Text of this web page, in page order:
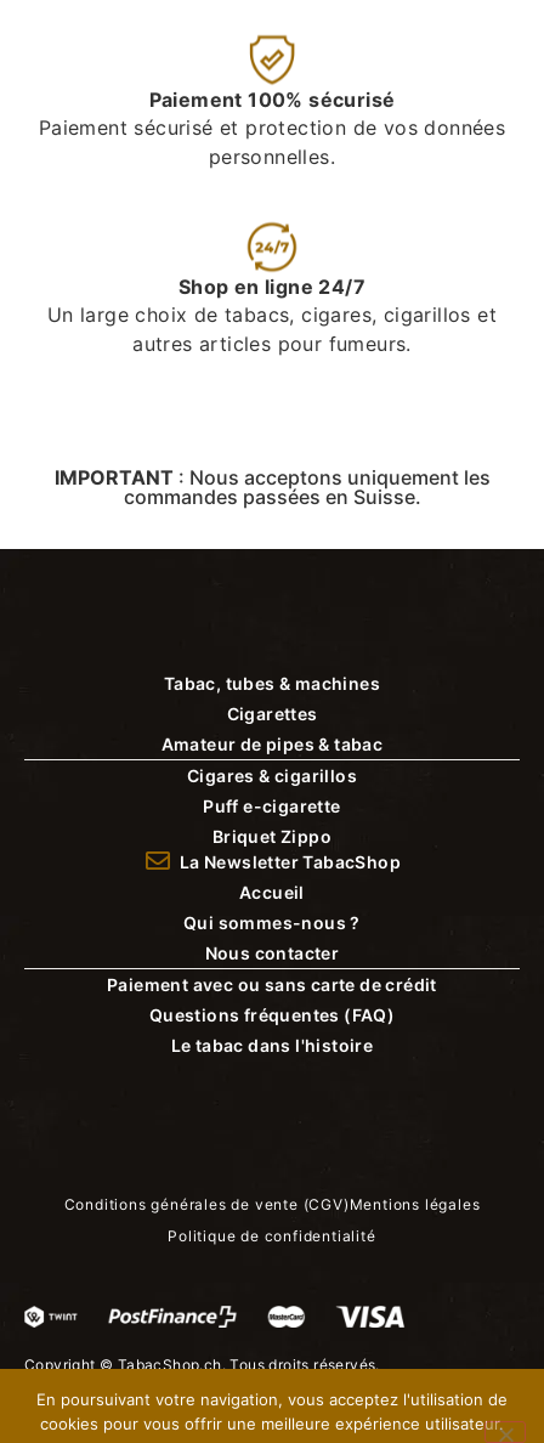
Paiement 100% sécurisé
Paiement sécurisé et protection de vos données
personnelles.
Shop en ligne 24/7
Un large choix de tabacs, cigares, cigarillos et
autres articles pour fumeurs.
IMPORTANT : Nous acceptons uniquement les
commandes passées en Suisse.
Tabac, tubes & machines
Cigarettes
Amateur de pipes & tabac
Cigares & cigarillos
Puff e-cigarette
Briquet Zippo
La Newsletter TabacShop
Accueil
Qui sommes-nous ?
Nous contacter
Paiement avec ou sans carte de crédit
Questions fréquentes (FAQ)
Le tabac dans l'histoire
Conditions générales de vente (CGV) Mentions légales
Politique de confidentialité
Copyright © TabacShop.ch. Tous droits réservés.
En poursuivant votre navigation, vous acceptez l'utilisation de
cookies pour vous offrir une meilleure expérience utilisateur.